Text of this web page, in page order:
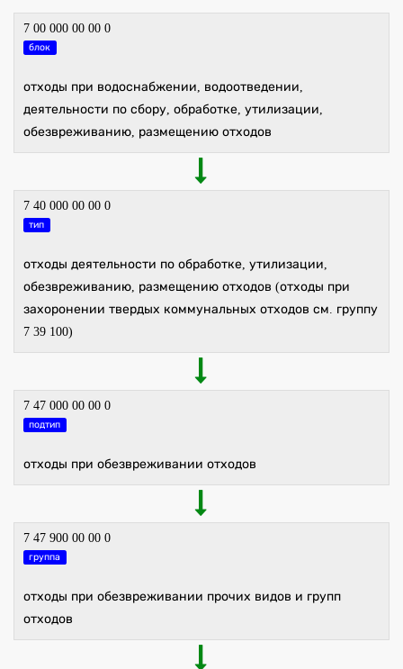
7 00 000 00 00 0
блок
отходы при водоснабжении, водоотведении,
деятельности по сбору, обработке, утилизации,
обезвреживанию, размещению отходов
7 40 000 00 00 0
тип
отходы деятельности по обработке, утилизации,
обезвреживанию, размещению отходов (отходы при
захоронении твердых коммунальных отходов см. группу
7 39 100)
7 47 000 00 00 0
подтип
отходы при обезвреживании отходов
7 47 900 00 00 0
группа
отходы при обезвреживании прочих видов и групп
отходов